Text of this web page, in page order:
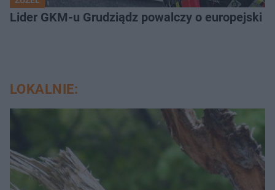
Lider GKM-u Grudziądz powalczy o europejski
LOKALNIE: